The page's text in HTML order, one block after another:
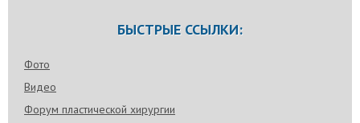
БЫСТРЫЕ ССЫЛКИ:
Фото
Видео
Форум пластической хирургии